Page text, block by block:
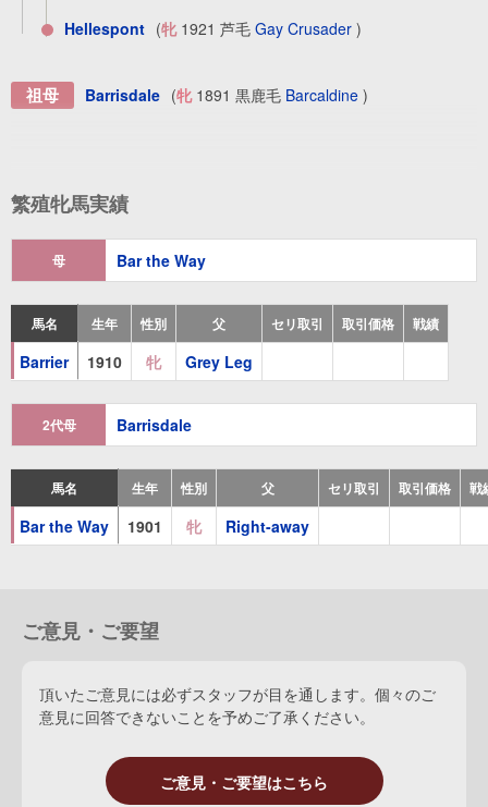
Hellespont (牝1921 芦毛 Gay Crusader )
祖母 Barrisdale (牝1891 黒鹿毛 Barcaldine )
繁殖牝馬実績
母 Bar the Way
馬名 生年 性別 父 セリ取引 取引価格 戦績
Barrier 1910 牝 Grey Leg
2代母 Barrisdale
馬名 生年 性別 父 セリ取引 取引価格 戦
Bar the Way 1901 牝 Right-away
ご意見・ご要望
頂いたご意見には必ずスタッフが目を通します。個々のご
意見に回答できないことを予めご了承ください。
ご意見・ご要望はこちら